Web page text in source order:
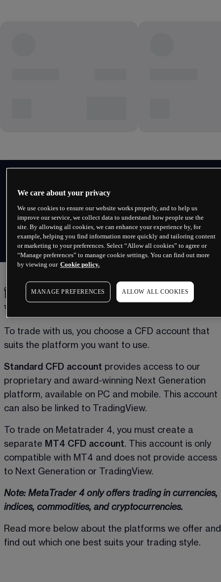
Why trade forex with us?
বিশ্বাসযোগ্য শক্তিশালী প্রযুক্তি যার উপর
আপনি নির্ভর করতে পারেন
To trade with us, you choose a CFD account that
suits the platform you want to use.
Standard CFD account provides access to our
proprietary and award-winning Next Generation
platform, available on PC and mobile. This account
can also be linked to TradingView.
To trade on Metatrader 4, you must create a
separate MT4 CFD account . This account is only
compatible with MT4 and does not provide access
to Next Generation or TradingView.
Note: MetaTrader 4 only offers trading in currencies,
indices, commodities, and cryptocurrencies.
Read more below about the platforms we offer
find out which one best suits your trading style.
We care about your privacy
We use cookies to ensure our website works properly, and to help us
improve our service, we collect data to understand how people use the
site. By allowing all cookies, we can enhance your experience by, for
example, helping you find information more quickly and tailoring content
or marketing to your preferences. Select “Allow all cookies” to agree or
“Manage preferences” to manage cookie settings. You can find out more
by viewing our Cookie policy.
MANAGE PREFERENCES ALLOW ALL COOKIES